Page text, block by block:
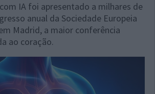
IA foi apresentado a milhares de
anual da Sociedade Europeia
Madrid, a maior conferência
ao coração.